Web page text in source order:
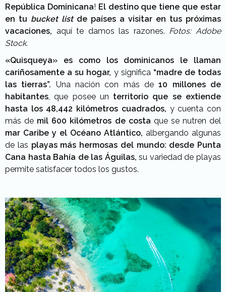
República Dominicana! El destino que tiene que estar
en tu bucket listde países a visitar en tus próximas
vacaciones, aquí te damos las razones. Fotos: Adobe
Stock.
«Quisqueya»
es como los dominicanos le llaman
cariñosamente a su hogar, y significa “madre de todas
las tierras”. Una nación con más de10 millones de
habitantes , que posee un territorio que se extiende
hasta los 48,442 kilómetros cuadrados, y cuenta con
más de mil 600 kilómetros de costa que se nutren del
mar Caribe y el Océano Atlántico, albergando algunas
de las playas más hermosas del mundo: desde Punta
Cana hasta Bahía de las Águilas, su variedad de playas
permite satisfacer todos los gustos.